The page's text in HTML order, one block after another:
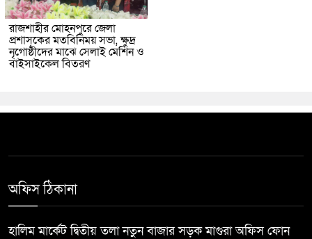
রাজশাহীর মোহনপুরে জেলা
প্রশাসকের মতবিনিময় সভা, ক্ষুদ্র
নৃগোষ্ঠীদের মাঝে সেলাই মেশিন ও
বাইসাইকেল বিতরণ
অফিস ঠিকানা
হালিম মার্কেট দ্বিতীয় তলা নতুন বাজার সড়ক মাগুরা অফিস ফোন